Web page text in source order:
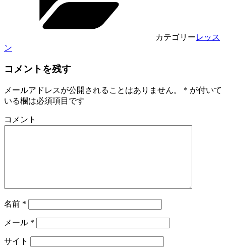
カテゴリーレッス
ン
コメントを残す
メールアドレスが公開されることはありません。 * が付いて
いる欄は必須項目です
コメント
名前 *
メール *
サイト